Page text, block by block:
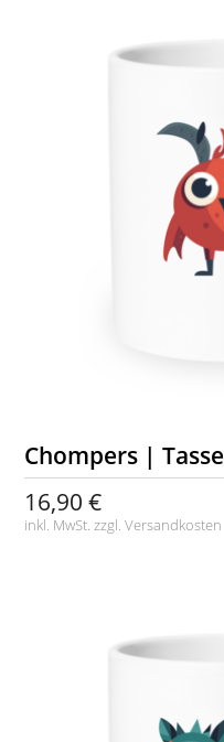
Chompers | Tasse
16,90 €
inkl. MwSt. zzgl.Versandkosten